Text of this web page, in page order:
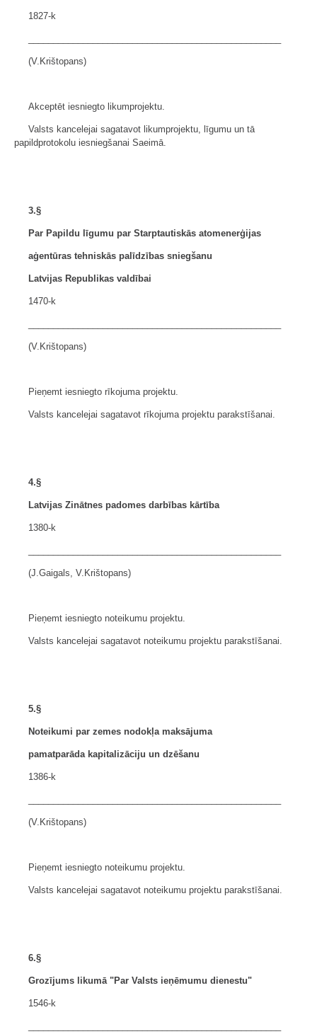
1827-k
(V.Krištopans)
Akceptēt iesniegto likumprojektu.
Valsts kancelejai sagatavot likumprojektu, līgumu un tā
papildprotokolu iesniegšanai Saeimā.
3.§
Par Papildu līgumu par Starptautiskās atomenerģijas
aģentūras tehniskās palīdzības sniegšanu
Latvijas Republikas valdībai
1470-k
(V.Krištopans)
Pieņemt iesniegto rīkojuma projektu.
Valsts kancelejai sagatavot rīkojuma projektu parakstīšanai.
4.§
Latvijas Zinātnes padomes darbības kārtība
1380-k
(J.Gaigals, V.Krištopans)
Pieņemt iesniegto noteikumu projektu.
Valsts kancelejai sagatavot noteikumu projektu parakstīšanai.
5.§
Noteikumi par zemes nodokļa maksājuma
pamatparāda kapitalizāciju un dzēšanu
1386-k
(V.Krištopans)
Pieņemt iesniegto noteikumu projektu.
Valsts kancelejai sagatavot noteikumu projektu parakstīšanai.
6.§
Grozījums likumā "Par Valsts ieņēmumu dienestu"
1546-k